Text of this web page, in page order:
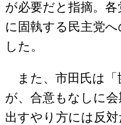
が必要だと指摘。
に固執する民主党
した。
また、市田氏は「
が、合意もなしに
出すやり方には反